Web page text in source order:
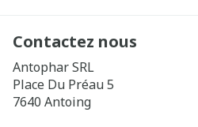
Contactez nous
Antophar SRL
Place Du Préau 5
7640 Antoing